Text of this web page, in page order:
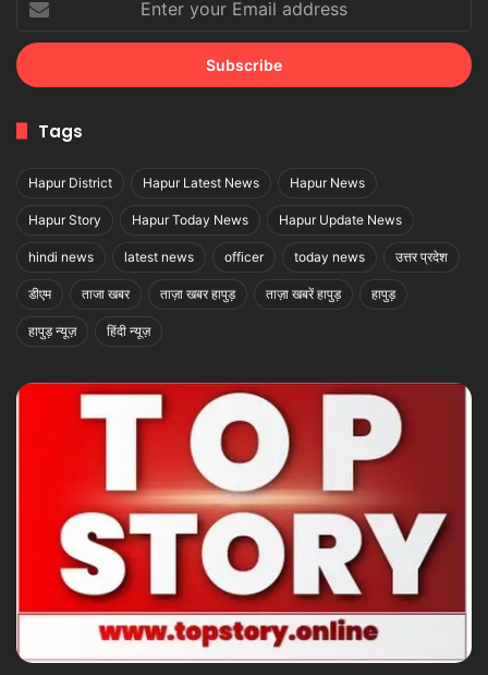
completely customize your website to your needs.
Enter
your
address
Hapur District Hapur Latest News Hapur News
Hapur Story Hapur Today News Hapur Update News
hindi news latest news